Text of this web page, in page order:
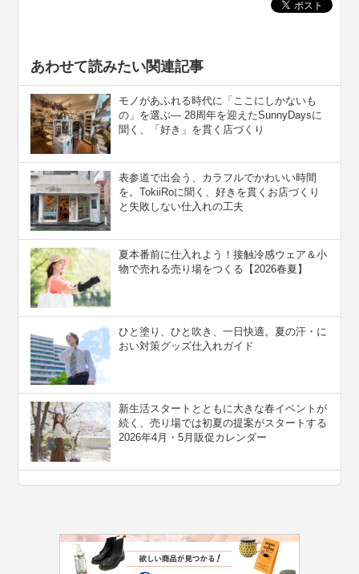
あわせて読みたい関連記事
モノがあふれる時代に「ここにしかないも
の」を選ぶ― 28周年を迎えたSunnyDaysに
聞く、「好き」を貫く店づくり
表参道で出会う、カラフルでかわいい時間
を。TokiiRoに聞く、好きを貫くお店づくり
と失敗しない仕入れの工夫
夏本番前に仕入れよう！接触冷感ウェア＆小
物で売れる売り場をつくる【2026春夏】
ひと塗り、ひと吹き、一日快適。夏の汗・に
おい対策グッズ仕入れガイド
新生活スタートとともに大きな春イベントが
続く、売り場では初夏の提案がスタートする
2026年4月・5月販促カレンダー